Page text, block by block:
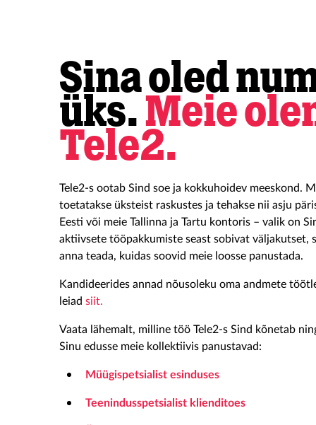
Sina oled
üks.Meie
Tele2.
Tele2-s ootab Sind soe ja kokkuhoidev meeskond.
toetatakse üksteist raskustes ja tehakse nii asju
Eesti või meie Tallinna ja Tartu kontoris – valik on
aktiivsete tööpakkumiste seast sobivat väljakutset,
anna teada, kuidas soovid meie loosse panustada.
Kandideerides annad nõusoleku oma andmete
leiad siit.
Vaata lähemalt, milline töö Tele2-s Sind kõnetab
Sinu edusse meie kollektiivis panustavad:
Müügispetsialist esinduses
Teenindusspetsialist klienditoes